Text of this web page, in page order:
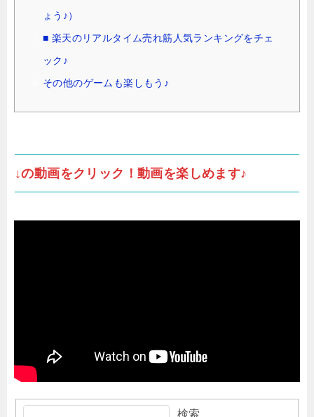
ょう♪）
■ 楽天のリアルタイム売れ筋人気ランキングをチェ
ック♪
その他のゲームも楽しもう♪
↓の動画をクリック！動画を楽しめます♪
検索